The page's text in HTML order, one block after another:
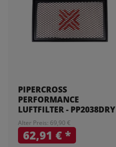
PIPERCROSS
PERFORMANCE
LUFTFILTER - PP2038DRY
Alter Preis: 69,90 €
62,91 €*